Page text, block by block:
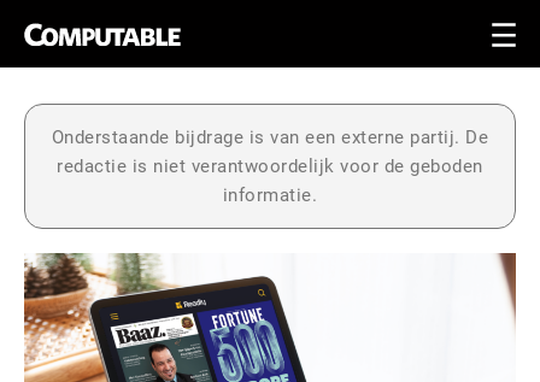
Onderstaande bijdrage is van een externe partij. De
redactie is niet verantwoordelijk voor de geboden
informatie.